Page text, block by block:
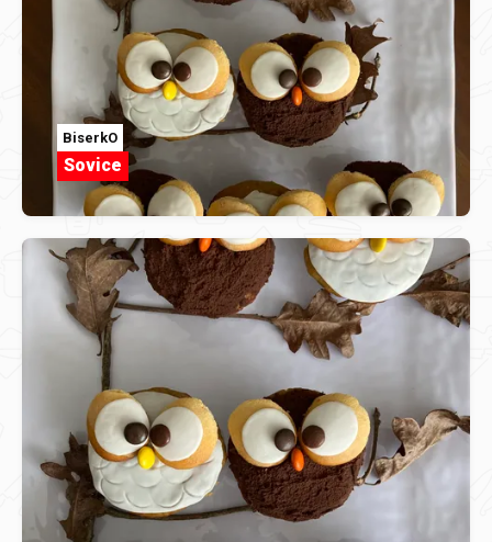
BiserkO
Sovice